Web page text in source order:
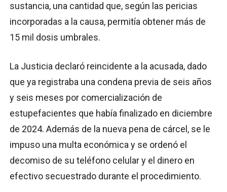
sustancia, una cantidad que, según las pericias
incorporadas a la causa, permitía obtener más de
15 mil dosis umbrales.
La Justicia declaró reincidente a la acusada, dado
que ya registraba una condena previa de seis años
y seis meses por comercialización de
estupefacientes que había finalizado en diciembre
de 2024. Además de la nueva pena de cárcel, se le
impuso una multa económica y se ordenó el
decomiso de su teléfono celular y el dinero en
efectivo secuestrado durante el procedimiento.